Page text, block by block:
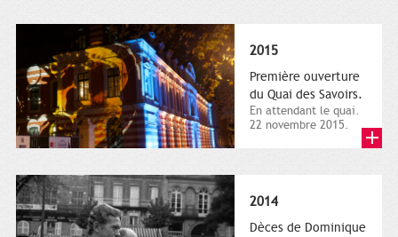
2015
Première ouverture
du Quai des Savoirs.
En attendant le quai.
22 novembre 2015.
2014
Dèces de Dominique